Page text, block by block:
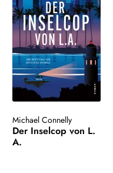
Michael Connelly
Der Inselcop von L.
A.